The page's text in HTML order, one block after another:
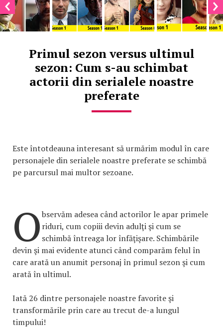
Primul sezon versus ultimul
sezon: Cum s-au schimbat
actorii din serialele noastre
preferate
Este întotdeauna interesant să urmărim modul în care
personajele din serialele noastre preferate se schimbă
pe parcursul mai multor sezoane.
Observăm adesea când actorilor le apar primele
riduri, cum copiii devin adulţi şi cum se
schimbă întreaga lor înfăţişare. Schimbările
devin şi mai evidente atunci când comparăm felul în
care arată un anumit personaj în primul sezon şi cum
arată în ultimul.
Iată 26 dintre personajele noastre favorite şi
transformările prin care au trecut de-a lungul
timpului!